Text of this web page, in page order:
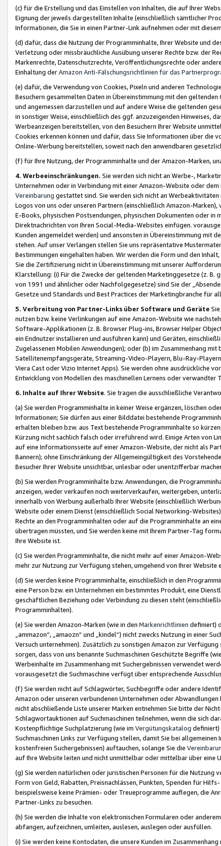
(c) für die Erstellung und das Einstellen von Inhalten, die auf Ihrer
Eignung der jeweils dargestellten Inhalte (einschließlich sämtlicher
Informationen, die Sie in einen Partner-Link aufnehmen oder mit
(d) dafür, dass die Nutzung der Programminhalte, Ihrer Website und
Verletzung oder missbräuchliche Ausübung unserer Rechte bzw. der
Markenrechte, Datenschutzrechte, Veröffentlichungsrechte oder
Einhaltung derAmazon Anti-Fälschungsrichtlinien für das
(e) dafür, die Verwendung von Cookies, Pixeln und anderen
Besuchern gesammelten Daten in Übereinstimmung mit den
und angemessen darzustellen und auf andere Weise die geltenden
in sonstiger Weise, einschließlich des ggf. anzuzeigenden Hinweises,
Werbeanzeigen bereitstellen, von den Besuchern Ihrer Website
Cookies erkennen können und dafür, dass Sie Informationen über die
Online-Werbung bereitstellen, soweit nach den anwendbaren
(f) für Ihre Nutzung, der Programminhalte und der Amazon-Marken,
4. Werbeeinschränkungen. Sie werden sich nicht an Werbe-,
Unternehmen oder in Verbindung mit einer Amazon-Website oder
Vereinbarung gestattet sind. Sie werden sich nicht an
Logos von uns oder unseren Partnern (einschließlich Amazon-
E-Books, physischen Postsendungen, physischen Dokumenten oder in
Direktnachrichten von Ihren Social-Media-Websites einfügen.
Kunden angemeldet werden) und ansonsten in Übereinstimmung mit
stehen. Auf unser Verlangen stellen Sie uns repräsentative
Bestimmungen eingehalten haben. Wir werden die Form und den
Sie die Zertifizierung nicht in Übereinstimmung mit unserer
Klarstellung: (i) Für die Zwecke der geltenden Marketinggesetze (z. B.
von 1991 und ähnlicher oder Nachfolgegesetze) sind Sie der
Gesetze und Standards und Best Practices der Marketingbranche für
5. Verbreitung von Partner-Links über Software und Geräte
nutzen bzw. keine Verlinkungen auf eine Amazon-Website wie
Software-Applikationen (z. B. Browser Plug-ins, Browser Helper
ein Endnutzer installieren und ausführen kann) und Geräten,
Zugelassenen Mobilen Anwendungen); oder (b) im Zusammenhang
Satellitenempfangsgeräte, Streaming-Video-Playern, Blu-Ray-
Viera Cast oder Vizio Internet Apps). Sie werden ohne ausdrückliche
Entwicklung von Modellen des maschinellen Lernens oder
6. Inhalte auf Ihrer Website. Sie tragen die ausschließliche
(a) Sie werden Programminhalte in keiner Weise ergänzen, löschen
Informationen; Sie dürfen aus einer Bilddatei bestehende
erhalten bleiben bzw. aus Text bestehende Programminhalte so
Kürzung nicht sachlich falsch oder irreführend wird. Einige Arten von
auf eine Informationsseite auf einer Amazon-Website, der nicht als
Bannern); ohne Einschränkung der Allgemeingültigkeit des
Besucher Ihrer Website unsichtbar, unlesbar oder unentzifferbar
(b) Sie werden Programminhalte bzw. Anwendungen, die
anzeigen, weder verkaufen noch weiterverkaufen, weitergeben,
innerhalb von Werbung außerhalb Ihrer Website (einschließlich
Website oder einem Dienst (einschließlich Social Networking-
Rechte an den Programminhalten oder auf die Programminhalte an
übertragen müssten, und Sie werden keine mit Ihrem Partner-Tag
Ihre Website ist.
(c) Sie werden Programminhalte, die nicht mehr auf einer Amazon-
mehr zur Nutzung zur Verfügung stehen, umgehend von Ihrer
(d) Sie werden keine Programminhalte, einschließlich in den
eine Person bzw. ein Unternehmen ein bestimmtes Produkt, eine
geschäftlichen Beziehung oder Verbindung zu diesen steht
Programminhalten).
(e) Sie werden Amazon-Marken (wie in den Markenrichtlinien definiert)
„ammazon“, „amaozn“ und „kindel“) nicht zwecks Nutzung in einer
Versuch unternehmen). Zusätzlich zu sonstigen Amazon zur
sorgen, dass von uns benannte Suchmaschinen Geschützte Begriffe
Werbeinhalte im Zusammenhang mit Suchergebnissen verwendet
vorausgesetzt die Suchmaschine verfügt über entsprechende
(f) Sie werden nicht auf Schlagwörter, Suchbegriffe oder andere
Amazon oder unseren verbundenen Unternehmen oder
nicht abschließende Liste unserer Marken entnehmen Sie bitte der
Schlagwortauktionen auf Suchmaschinen teilnehmen, wenn die sich
Kostenpflichtige Suchplatzierung (wie im Vergütungskatalog definiert)
Suchmaschinen Links zur Verfügung stellen, damit Sie bei
kostenfreien Suchergebnissen) auftauchen, solange Sie die
auf Ihre Website leiten und nicht unmittelbar oder mittelbar über eine
(g) Sie werden natürlichen oder juristischen Personen für die Nutzung
Form von Geld, Rabatten, Preisnachlässen, Punkten, Spenden für
beispielsweise keine Prämien- oder Treueprogramme auflegen, die
Partner-Links zu besuchen.
(h) Sie werden die Inhalte von elektronischen Formularen oder
abfangen, aufzeichnen, umleiten, auslesen, auslegen oder ausfüllen.
(i) Sie werden keine Kontodaten, die unsere Kunden im